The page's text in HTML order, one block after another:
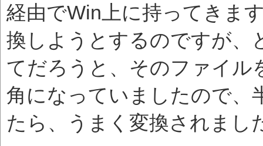
経由でWin上に持ってきま
換しようとするのですが、
てだろうと、そのファイル
角になっていましたので、
たら、うまく変換されまし